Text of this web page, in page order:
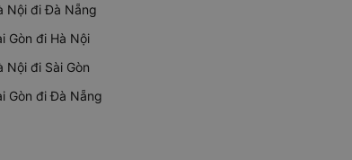
Nội đi Đà Nẵng
Gòn đi Hà Nội
Nội đi Sài Gòn
Gòn đi Đà Nẵng